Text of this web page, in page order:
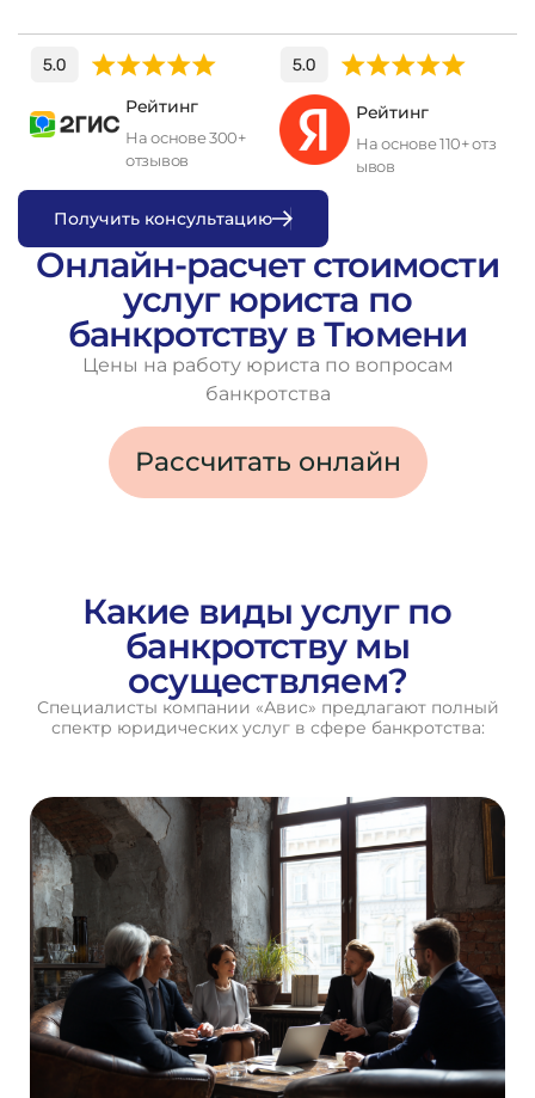
Рейтинг
На основе 300+
отзывов
Рейтинг
На основе 110+ отз
ывов
Получить консультацию
Онлайн-расчет стоимости
услуг юриста по
банкротству в Тюмени
Цены на работу юриста по вопросам
банкротства
Рассчитать онлайн
Какие виды услуг по
банкротству мы
осуществляем?
Специалисты компании «Авис» предлагают полный
спектр юридических услуг в сфере банкротства: